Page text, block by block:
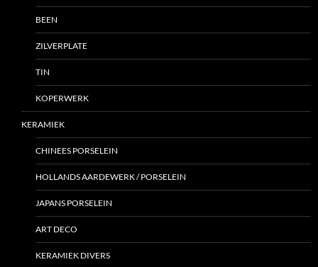
BEEN
ZILVERPLATE
TIN
KOPERWERK
KERAMIEK
CHINEES PORSELEIN
HOLLANDS AARDEWERK / PORSELEIN
JAPANS PORSELEIN
ART DECO
KERAMIEK DIVERS